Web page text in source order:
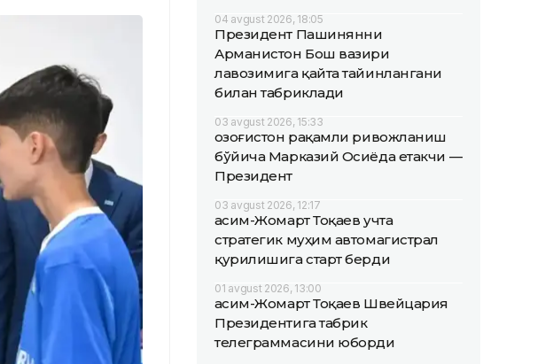
04 avgust 2026, 18:05
Президент Пашинянни
Арманистон Бош вазири
лавозимига қайта тайинлангани
билан табриклади
03 avgust 2026, 15:33
Қозоғистон рақамли ривожланиш
бўйича Марказий Осиёда етакчи —
Президент
03 avgust 2026, 12:17
Қасим-Жомарт Тоқаев учта
стратегик муҳим автомагистрал
қурилишига старт берди
01 avgust 2026, 13:00
Қасим-Жомарт Тоқаев Швейцария
Президентига табрик
телеграммасини юборди